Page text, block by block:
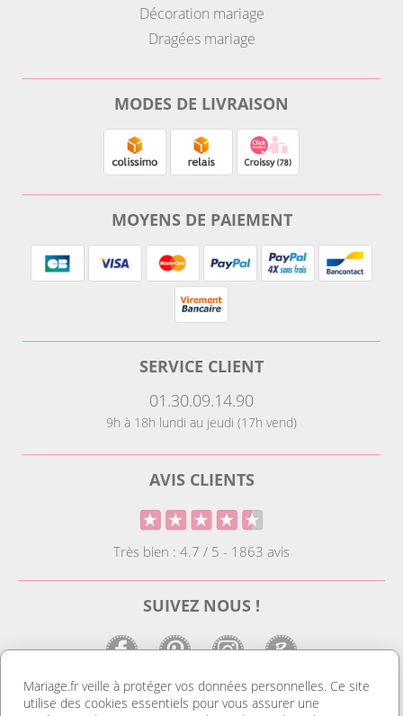
Décoration mariage
Dragées mariage
MODES DE LIVRAISON
MOYENS DE PAIEMENT
SERVICE CLIENT
01.30.09.14.90
9h à 18h lundi au jeudi (17h vend)
AVIS CLIENTS
Très bien : 4.7 / 5 - 1863 avis
SUIVEZ NOUS !
Mariage.fr veille à protéger vos données personnelles. Ce site
utilise des cookies essentiels pour vous assurer une